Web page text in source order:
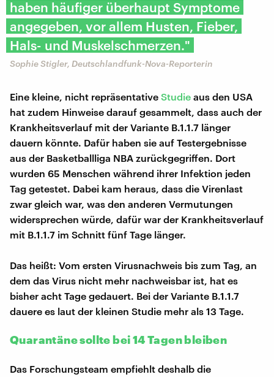
haben häufiger überhaupt Symptome
angegeben, vor allem Husten, Fieber,
Hals- und Muskelschmerzen."
Sophie Stigler, Deutschlandfunk-Nova-Reporterin
Eine kleine, nicht repräsentative Studie aus den USA
hat zudem Hinweise darauf gesammelt, dass auch der
Krankheitsverlauf mit der Variante B.1.1.7 länger
dauern könnte. Dafür haben sie auf Testergebnisse
aus der Basketballliga NBA zurückgegriffen. Dort
wurden 65 Menschen während ihrer Infektion jeden
Tag getestet. Dabei kam heraus, dass die Virenlast
zwar gleich war, was den anderen Vermutungen
widersprechen würde, dafür war der Krankheitsverlauf
mit B.1.1.7 im Schnitt fünf Tage länger.
Das heißt: Vom ersten Virusnachweis bis zum Tag, an
dem das Virus nicht mehr nachweisbar ist, hat es
bisher acht Tage gedauert. Bei der Variante B.1.1.7
dauere es laut der kleinen Studie mehr als 13 Tage.
Quarantäne sollte bei 14 Tagen bleiben
Das Forschungsteam empfiehlt deshalb die